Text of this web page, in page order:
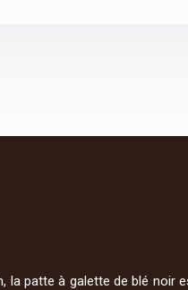
la patte à galette de blé